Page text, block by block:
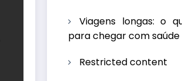
Viagens longas: o
para chegar com
Restricted content